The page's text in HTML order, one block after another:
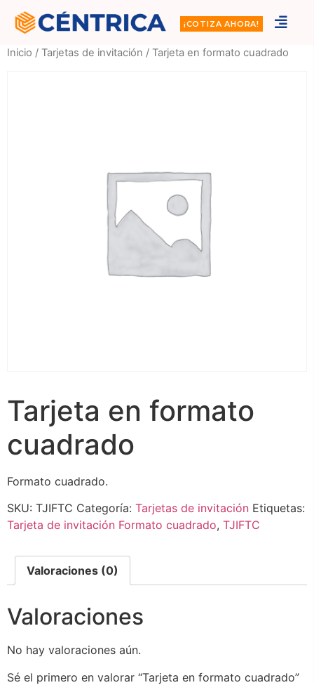
¡COTIZA AHORA!
Inicio / Tarjetas de invitación / Tarjeta en formato cuadrado
Tarjeta en formato
cuadrado
Formato cuadrado.
SKU: TJIFTC Categoría: Tarjetas de invitación Etiquetas:
Tarjeta de invitación Formato cuadrado, TJIFTC
Valoraciones (0)
Valoraciones
No hay valoraciones aún.
Sé el primero en valorar “Tarjeta en formato cuadrado”